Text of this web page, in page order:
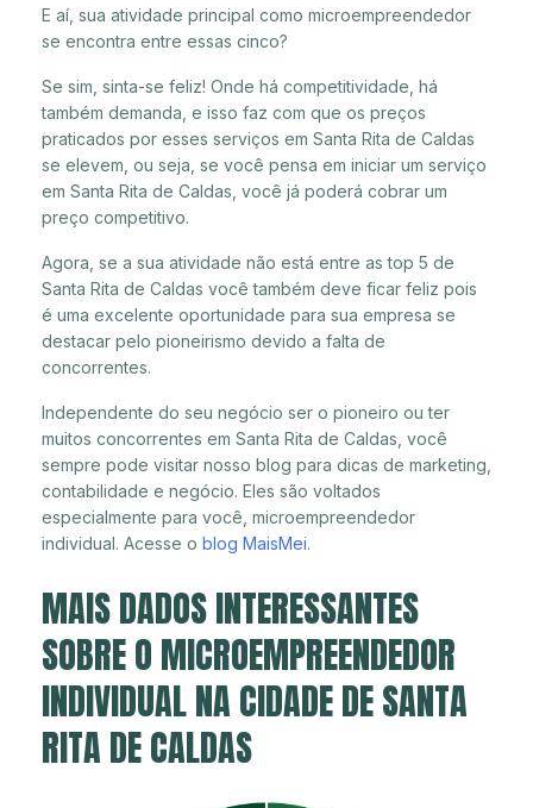
E aí, sua atividade principal como microempreendedor
se encontra entre essas cinco?
Se sim, sinta-se feliz! Onde há competitividade, há
também demanda, e isso faz com que os preços
praticados por esses serviços em Santa Rita de Caldas
se elevem, ou seja, se você pensa em iniciar um serviço
em Santa Rita de Caldas, você já poderá cobrar um
preço competitivo.
Agora, se a sua atividade não está entre as top 5 de
Santa Rita de Caldas você também deve ficar feliz pois
é uma excelente oportunidade para sua empresa se
destacar pelo pioneirismo devido a falta de
concorrentes.
Independente do seu negócio ser o pioneiro ou ter
muitos concorrentes em Santa Rita de Caldas, você
sempre pode visitar nosso blog para dicas de marketing,
contabilidade e negócio. Eles são voltados
especialmente para você, microempreendedor
individual. Acesse o blog MaisMei.
MAIS DADOS INTERESSANTES
SOBRE O MICROEMPREENDEDOR
INDIVIDUAL NA CIDADE DE SANTA
RITA DE CALDAS